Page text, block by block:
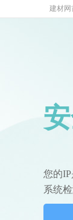
建材网
您的IP
系统